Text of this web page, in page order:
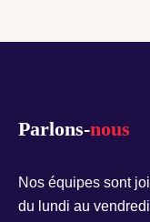
Parlons-nous
Nos équipes sont
du lundi au